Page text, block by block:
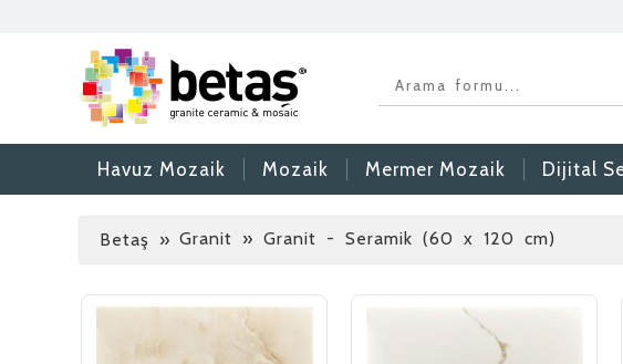
Havuz Mozaik Mozaik Mermer Mozaik Dijital
Betaş » Granit » Granit - Seramik (60 x 120 cm)